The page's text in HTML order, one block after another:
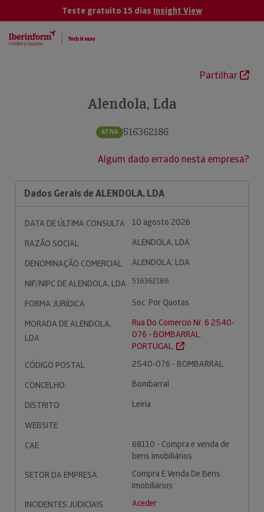
Teste gratuito 15 dias Insight View
Partilhar
Alendola, Lda
ATIVA 516362186
Algum dado errado nesta empresa?
Dados Gerais de ALENDOLA, LDA
DATA DE ÚLTIMA CONSULTA
10 agosto 2026
RAZÃO SOCIAL
ALENDOLA, LDA
DENOMINAÇÃO COMERCIAL
ALENDOLA, LDA
NIF/NIPC DE ALENDOLA, LDA
516362186
FORMA JURÍDICA
Soc. Por Quotas
MORADA DE ALENDOLA,
LDA
Rua Do Comercio Nr. 6 2540-
076 - BOMBARRAL.
PORTUGAL.
CÓDIGO POSTAL
2540-076 - BOMBARRAL
CONCELHO
Bombarral
DISTRITO
Leiria
WEBSITE
CAE
68110 - Compra e venda de
bens imobiliários
SETOR DA EMPRESA
Compra E Venda De Bens
Imobiliários
INCIDENTES JUDICIAIS
Aceder